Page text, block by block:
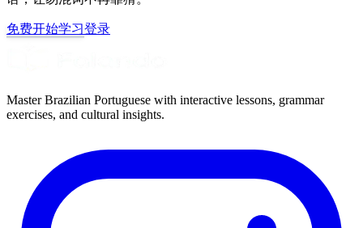
免费开始学习登录
Master Brazilian Portuguese with interactive lessons, grammar
exercises, and cultural insights.